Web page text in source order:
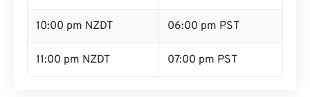
10:00 pm NZDT 06:00 pm PST
11:00 pm NZDT 07:00 pm PST